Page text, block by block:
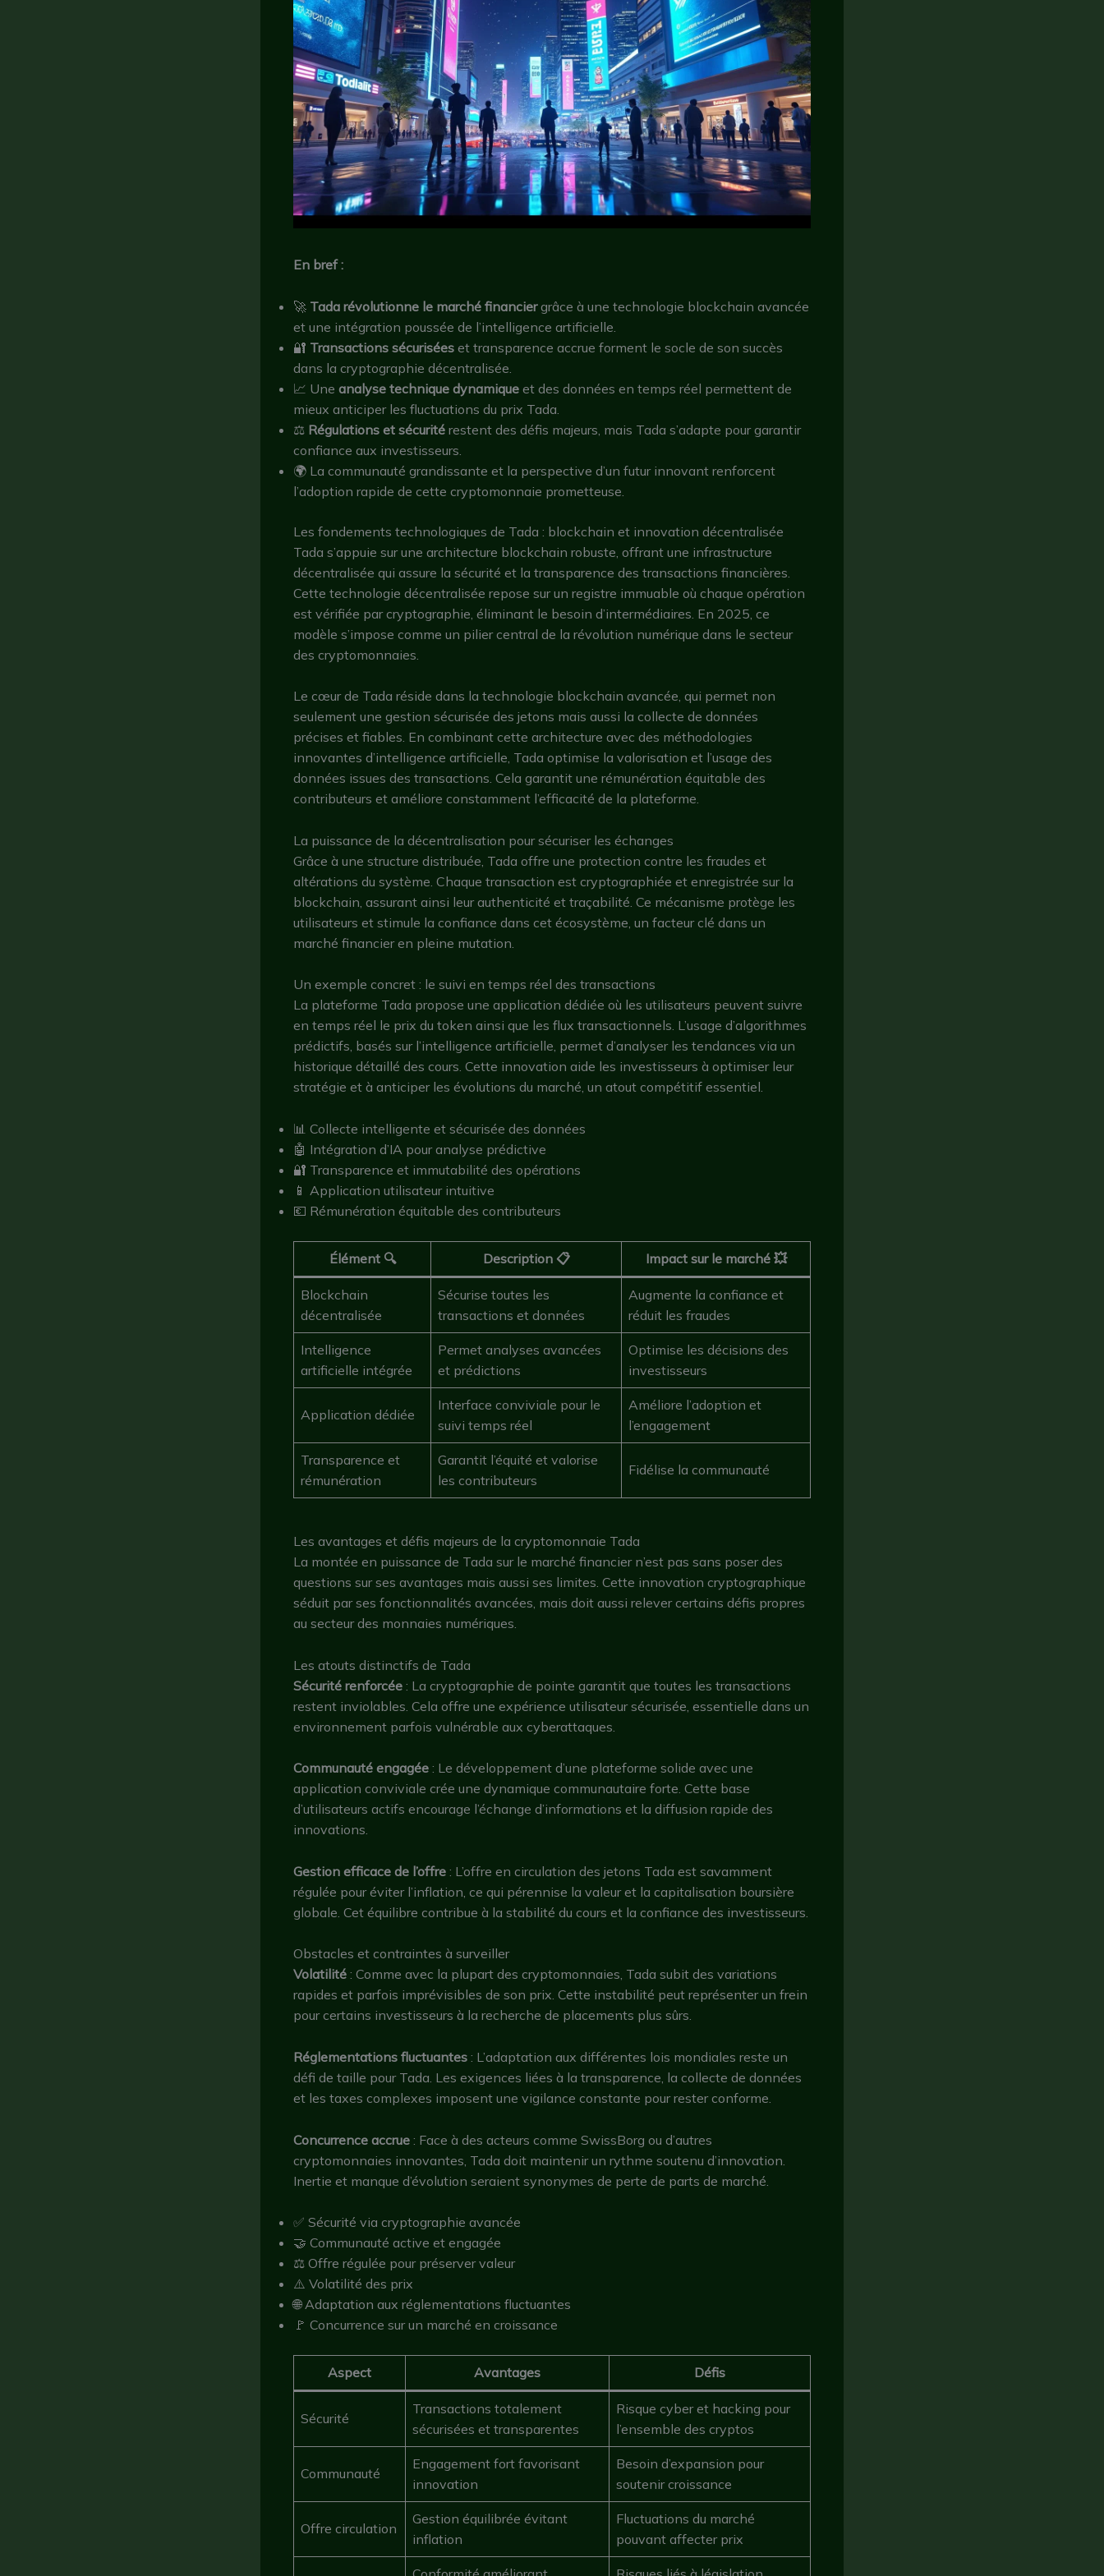
En bref :
🚀 Tada révolutionne le marché financiergrâce à une technologie blockchain avancée
et une intégration poussée de l’intelligence artificielle.
🔐 Transactions sécurisées et transparence accrue forment le socle de son succès
dans la cryptographie décentralisée.
📈 Une analyse technique dynamique et des données en temps réel permettent de
mieux anticiper les fluctuations du prix Tada.
⚖️ Régulations et sécurité restent des défis majeurs, mais Tada s’adapte pour garantir
confiance aux investisseurs.
🌍 La communauté grandissante et la perspective d’un futur innovant renforcent
l’adoption rapide de cette cryptomonnaie prometteuse.
Les fondements technologiques de Tada : blockchain et innovation décentralisée
Tada s’appuie sur une architecture blockchain robuste, offrant une infrastructure
décentralisée qui assure la sécurité et la transparence des transactions financières.
Cette technologie décentralisée repose sur un registre immuable où chaque opération
est vérifiée par cryptographie, éliminant le besoin d’intermédiaires. En 2025, ce
modèle s’impose comme un pilier central de la révolution numérique dans le secteur
des cryptomonnaies.
Le cœur de Tada réside dans la technologie blockchain avancée, qui permet non
seulement une gestion sécurisée des jetons mais aussi la collecte de données
précises et fiables. En combinant cette architecture avec des méthodologies
innovantes d’intelligence artificielle, Tada optimise la valorisation et l’usage des
données issues des transactions. Cela garantit une rémunération équitable des
contributeurs et améliore constamment l’efficacité de la plateforme.
La puissance de la décentralisation pour sécuriser les échanges
Grâce à une structure distribuée, Tada offre une protection contre les fraudes et
altérations du système. Chaque transaction est cryptographiée et enregistrée sur la
blockchain, assurant ainsi leur authenticité et traçabilité. Ce mécanisme protège les
utilisateurs et stimule la confiance dans cet écosystème, un facteur clé dans un
marché financier en pleine mutation.
Un exemple concret : le suivi en temps réel des transactions
La plateforme Tada propose une application dédiée où les utilisateurs peuvent suivre
en temps réel le prix du token ainsi que les flux transactionnels. L’usage d’algorithmes
prédictifs, basés sur l’intelligence artificielle, permet d’analyser les tendances via un
historique détaillé des cours. Cette innovation aide les investisseurs à optimiser leur
stratégie et à anticiper les évolutions du marché, un atout compétitif essentiel.
📊 Collecte intelligente et sécurisée des données
🤖 Intégration d’IA pour analyse prédictive
🔐 Transparence et immutabilité des opérations
📱 Application utilisateur intuitive
💶 Rémunération équitable des contributeurs
Élément 🔍 Description 📋 Impact sur le marché 💥
Blockchain
décentralisée
Sécurise toutes les
transactions et données
Augmente la confiance et
réduit les fraudes
Intelligence
artificielle intégrée
Permet analyses avancées
et prédictions
Optimise les décisions des
investisseurs
Application dédiée
Interface conviviale pour le
suivi temps réel
Améliore l’adoption et
l’engagement
Transparence et
rémunération
Garantit l’équité et valorise
les contributeurs
Fidélise la communauté
Les avantages et défis majeurs de la cryptomonnaie Tada
La montée en puissance de Tada sur le marché financier n’est pas sans poser des
questions sur ses avantages mais aussi ses limites. Cette innovation cryptographique
séduit par ses fonctionnalités avancées, mais doit aussi relever certains défis propres
au secteur des monnaies numériques.
Les atouts distinctifs de Tada
Sécurité renforcée : La cryptographie de pointe garantit que toutes les transactions
restent inviolables. Cela offre une expérience utilisateur sécurisée, essentielle dans un
environnement parfois vulnérable aux cyberattaques.
Communauté engagée : Le développement d’une plateforme solide avec une
application conviviale crée une dynamique communautaire forte. Cette base
d’utilisateurs actifs encourage l’échange d’informations et la diffusion rapide des
innovations.
Gestion efficace de l’offre : L’offre en circulation des jetons Tada est savamment
régulée pour éviter l’inflation, ce qui pérennise la valeur et la capitalisation boursière
globale. Cet équilibre contribue à la stabilité du cours et la confiance des investisseurs.
Obstacles et contraintes à surveiller
Volatilité : Comme avec la plupart des cryptomonnaies, Tada subit des variations
rapides et parfois imprévisibles de son prix. Cette instabilité peut représenter un frein
pour certains investisseurs à la recherche de placements plus sûrs.
Réglementations fluctuantes : L’adaptation aux différentes lois mondiales reste un
défi de taille pour Tada. Les exigences liées à la transparence, la collecte de données
et les taxes complexes imposent une vigilance constante pour rester conforme.
Concurrence accrue : Face à des acteurs comme SwissBorg ou d’autres
cryptomonnaies innovantes, Tada doit maintenir un rythme soutenu d’innovation.
Inertie et manque d’évolution seraient synonymes de perte de parts de marché.
✅ Sécurité via cryptographie avancée
🤝 Communauté active et engagée
⚖️ Offre régulée pour préserver valeur
⚠️ Volatilité des prix
🌐 Adaptation aux réglementations fluctuantes
🚩 Concurrence sur un marché en croissance
Aspect Avantages Défis
Sécurité
Transactions totalement
sécurisées et transparentes
Risque cyber et hacking pour
l’ensemble des cryptos
Communauté
Engagement fort favorisant
innovation
Besoin d’expansion pour
soutenir croissance
Offre circulation
Gestion équilibrée évitant
inflation
Fluctuations du marché
pouvant affecter prix